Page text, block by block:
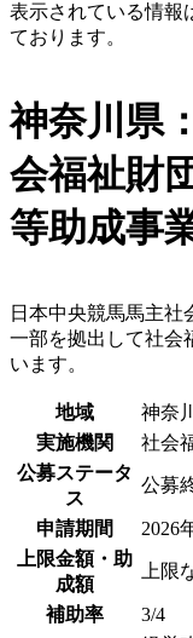
表示されている情報
ております。
神奈川県
会福祉財
等助成事
日本中央競馬馬主社
一部を拠出して社会
います。
地域
神奈
実施機関
社会
公募ステータ
ス
公募
申請期間
2026
上限金額・助
成額
上限
補助率 3/4